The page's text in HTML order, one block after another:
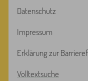
Datenschutz
Impressum
Erklärung zur
Volltextsuche